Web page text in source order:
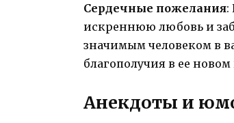
Сердечные пожелания:
искреннюю любовь и
значимым человеком в
благополучия в ее
Анекдоты и